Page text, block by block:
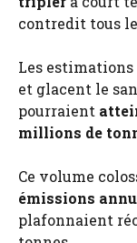
contredit tous
Les estimations
et glacent le
pourraient
millions de
Ce volume
émissions
plafonnaient